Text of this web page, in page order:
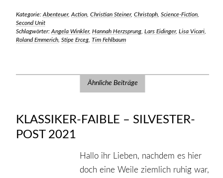
Kategorie: Abenteuer, Action, Christian Steiner, Christoph, Science-Fiction,
Second Unit
Schlagwörter: Angela Winkler, Hannah Herzsprung, Lars Eidinger, Lisa Vicari,
Roland Emmerich, Stipe Erceg, Tim Fehlbaum
Ähnliche Beiträge
KLASSIKER-FAIBLE – SILVESTER-
POST 2021
Hallo ihr Lieben, nachdem es hier
doch eine Weile ziemlich ruhig war,